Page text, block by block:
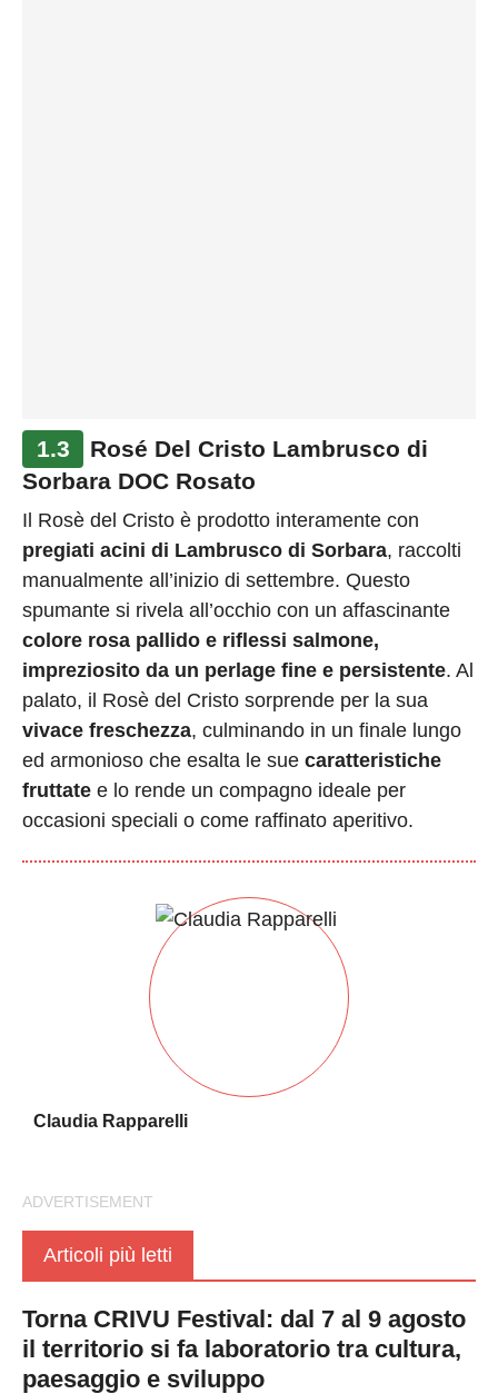
1.3
Rosé Del Cristo Lambrusco di
Sorbara DOC Rosato
Il Rosè del Cristo è prodotto interamente con
pregiati acini di Lambrusco di Sorbara, raccolti
manualmente all’inizio di settembre. Questo
spumante si rivela all’occhio con un affascinante
colore rosa pallido e riflessi salmone,
impreziosito da un perlage fine e persistente. Al
palato, il Rosè del Cristo sorprende per la sua
vivace freschezza, culminando in un finale lungo
ed armonioso che esalta le sue caratteristiche
fruttate e lo rende un compagno ideale per
occasioni speciali o come raffinato aperitivo.
Claudia Rapparelli
Articoli più letti
Torna CRIVU Festival: dal 7 al 9 agosto
il territorio si fa laboratorio tra cultura,
paesaggio e sviluppo